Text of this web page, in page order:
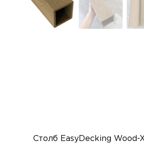
Столб EasyDecking Wood-